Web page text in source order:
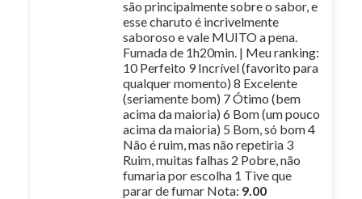
são principalmente sobre o sabor, e
esse charuto é incrivelmente
saboroso e vale MUITO a pena.
Fumada de 1h20min. | Meu ranking:
10 Perfeito 9 Incrível (favorito para
qualquer momento) 8 Excelente
(seriamente bom) 7 Ótimo (bem
acima da maioria) 6 Bom (um pouco
acima da maioria) 5 Bom, só bom 4
Não é ruim, mas não repetiria 3
Ruim, muitas falhas 2 Pobre, não
fumaria por escolha 1 Tive que
parar de fumar Nota: 9.00